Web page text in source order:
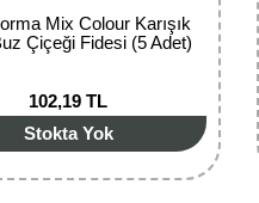
Mix Colour Karışık
Çiçeği Fidesi (5 Adet)
102,19 TL
Stokta Yok